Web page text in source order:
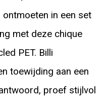
in een set
met deze chique
PET. Billi
toewijding aan een
proef stijlvol